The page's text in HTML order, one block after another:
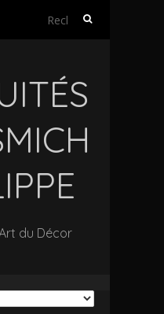
Rechercher :
du Décor